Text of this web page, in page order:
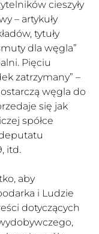
cieszyły
– artykuły
tytuły
dla węgla”
Pięciu
zatrzymany” –
węgla do
się jak
spółce
itd.
aby
i Ludzie
dotyczących